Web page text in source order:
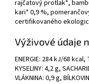
rajčatový protlak*,
kari* 0,9 %,
certifikovaného
Výživové údaje
ENERGIE: 284 kJ/68 kcal,
KYSELINY: 4,2 g,
VLÁKNINA: 0,9 g,